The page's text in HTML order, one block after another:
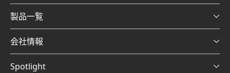
製品一覧
会社情報
Spotlight